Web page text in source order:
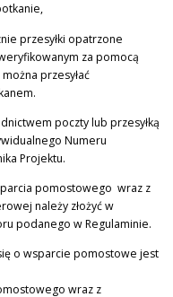
przesyłki opatrzone
za pomocą
przesyłać
poczty lub przesyłką
Numeru
Projektu.
pomostowego wraz z
należy złożyć w
podanego w Regulaminie.
o wsparcie pomostowe jest
wraz z